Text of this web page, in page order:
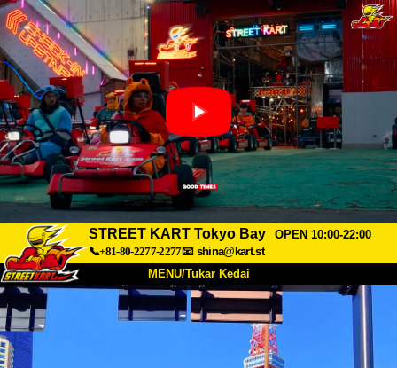
STREET KART Tokyo Bay
OPEN 10:00-22:00
📞+81-80-2277-2277📧 shina@kart.st
MENU/Tukar Kedai
UTAMA